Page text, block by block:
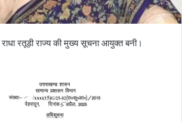
रतूड़ी राज्य की मुख्य सूचना आयुक्त बनी।